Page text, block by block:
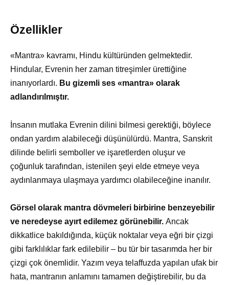
Özellikler
«Mantra» kavramı, Hindu kültüründen gelmektedir.
Hindular, Evrenin her zaman titreşimler ürettiğine
inanıyorlardı. Bu gizemli ses «mantra» olarak
adlandırılmıştır.
İnsanın mutlaka Evrenin dilini bilmesi gerektiği, böylece
ondan yardım alabileceği düşünülürdü. Mantra, Sanskrit
dilinde belirli semboller ve işaretlerden oluşur ve
çoğunluk tarafından, istenilen şeyi elde etmeye veya
aydınlanmaya ulaşmaya yardımcı olabileceğine inanılır.
Görsel olarak mantra dövmeleri birbirine benzeyebilir
ve neredeyse ayırt edilemez görünebilir. Ancak
dikkatlice bakıldığında, küçük noktalar veya eğri bir çizgi
gibi farklılıklar fark edilebilir – bu tür bir tasarımda her bir
çizgi çok önemlidir. Yazım veya telaffuzda yapılan ufak bir
hata, mantranın anlamını tamamen değiştirebilir, bu da